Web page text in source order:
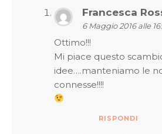
Francesca
6 Maggio 2016 alle
Ottimo!!!
Mi piace questo
idee….manteniamo le
connesse!!!!
RISPONDI